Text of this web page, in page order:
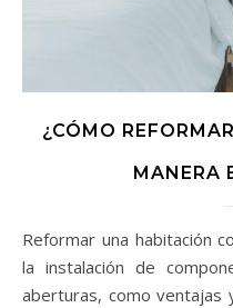
¿CÓMO
MANERA
Reformar una habitación completa puede implicar cambiar
la instalación de
aberturas, como ventajas